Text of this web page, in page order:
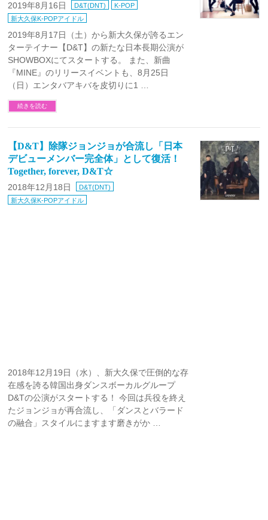
2019年8月16日 D&T(DNT)
K-POP
新大久保K-POPアイドル
2019年8月17日（土）から新大久保が誇るエン
ターテイナー【D&T】の新たな日本長期公演が
SHOWBOXにてスタートする。 また、新曲
『MINE』のリリースイベントも、8月25日
（日）エンタバアキバを皮切りに1 …
続きを読む
【D&T】除隊ジョンジョが合流し「日本
デビューメンバー完全体」として復活！
Together, forever, D&T☆
2018年12月18日
D&T(DNT)
新大久保K-POPアイドル
2018年12月19日（水）、新大久保で圧倒的な存
在感を誇る韓国出身ダンスボーカルグループ
D&Tの公演がスタートする！ 今回は兵役を終え
たジョンジョが再合流し、「ダンスとバラード
の融合」スタイルにますます磨きがか …